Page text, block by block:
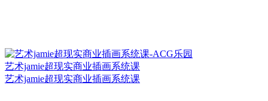
艺术jamie超现实商业插画系统课
艺术jamie超现实商业插画系统课